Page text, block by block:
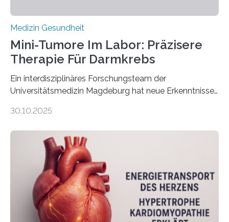
Medizin Gesundheit
Mini-Tumore Im Labor: Präzisere
Therapie Für Darmkrebs
Ein interdisziplinäres Forschungsteam der
Universitätsmedizin Magdeburg hat neue Erkenntnisse
behandelt werden kann. In ihrer aktuellen Studie,
Oncology, zeigen die Forschenden, dass Mini-Tumore
aus Gewebe von Patientinnen und Patienten –
sogenannte Organoide – genutzt werden können, um
vorab zu prüfen, welche Medikamente am besten
wirken. Dabei wurde ein Eiweiß identifiziert, das künftig
als Biomarker für die Wahl der passenden Therapie
dienen könnte. Darmkrebs zählt weltweit zu den
30.10.2025